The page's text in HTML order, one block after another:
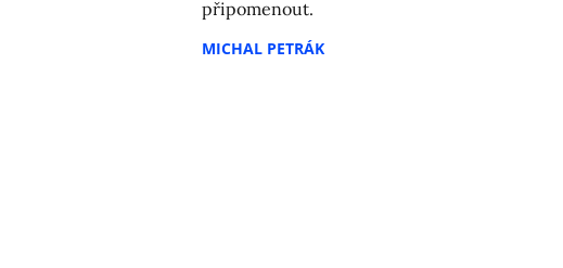
připomenout.
MICHAL PETRÁK